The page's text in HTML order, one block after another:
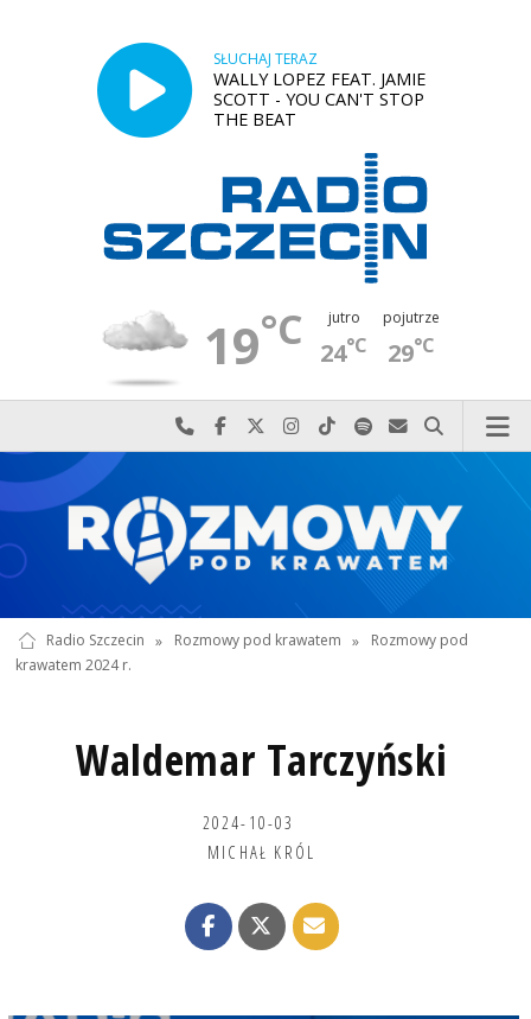
SŁUCHAJ TERAZ
WALLY LOPEZ FEAT. JAMIE
SCOTT - YOU CAN'T STOP
THE BEAT
19°C jutro
24°C
pojutrze
29°C
Najlepiej po prostu do nas zadzwoń
Odwiedź nas na Facebook-u
Odwiedź nas na X
Odwiedź nas na Instagram-ie
Odwiedź nas na TikTok-u
Szukaj nas na Spotify
Wyślij do nas
Szukaj
Radio Szczecin » Rozmowy pod krawatem »
Rozmowy pod
krawatem 2024 r.
Waldemar Tarczyński
2024-10-03
MICHAŁ KRÓL